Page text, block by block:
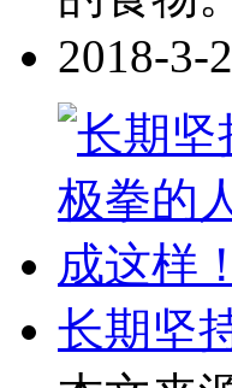
2018-3-
长期坚